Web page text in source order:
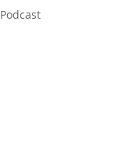
Podcast